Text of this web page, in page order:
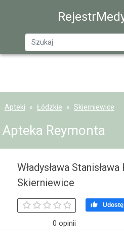
Apteki Łódzkie Skierniewice
Apteka Reymonta
Władysława
Skierniewice
0 opinii
